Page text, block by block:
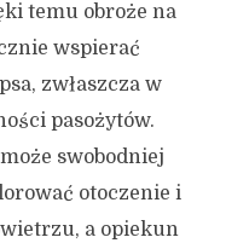
temu obroże na
wspierać
zwłaszcza w
pasożytów.
swobodniej
otoczenie i
a opiekun